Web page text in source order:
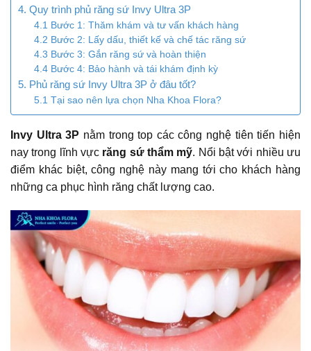
4. Quy trình phủ răng sứ Invy Ultra 3P
4.1 Bước 1: Thăm khám và tư vấn khách hàng
4.2 Bước 2: Lấy dấu, thiết kế và chế tác răng sứ
4.3 Bước 3: Gắn răng sứ và hoàn thiện
4.4 Bước 4: Bảo hành và tái khám định kỳ
5. Phủ răng sứ Invy Ultra 3P ở đâu tốt?
5.1 Tại sao nên lựa chọn Nha Khoa Flora?
Invy Ultra 3P nằm trong top các công nghệ tiên tiến hiện
nay trong lĩnh vực răng sứ thẩm mỹ. Nổi bật với nhiều ưu
điểm khác biệt, công nghệ này mang tới cho khách hàng
những ca phục hình răng chất lượng cao.